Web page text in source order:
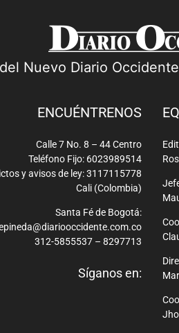
Nuevo Diario
ENCUÉNTRENOS
Calle 7 No. 8 – 44 Centro
Teléfono Fijo: 6023989514
y avisos de ley: 3117115778
Cali (Colombia)
Santa Fé de Bogotá:
312-5855537 – 8297713
Síganos en: